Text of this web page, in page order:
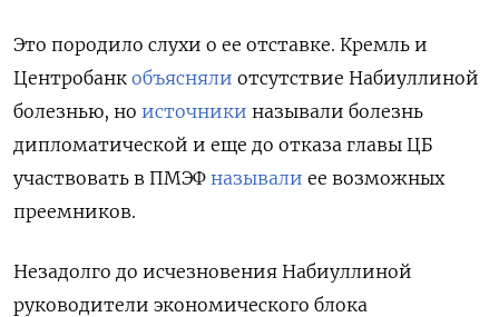
Это породило слухи о ее отставке. Кремль и
Центробанк объясняли отсутствие Набиуллиной
болезнью, но источники называли болезнь
дипломатической и еще до отказа главы ЦБ
участвовать в ПМЭФ называли ее возможных
преемников.
Незадолго до исчезновения Набиуллиной
руководители экономического блока